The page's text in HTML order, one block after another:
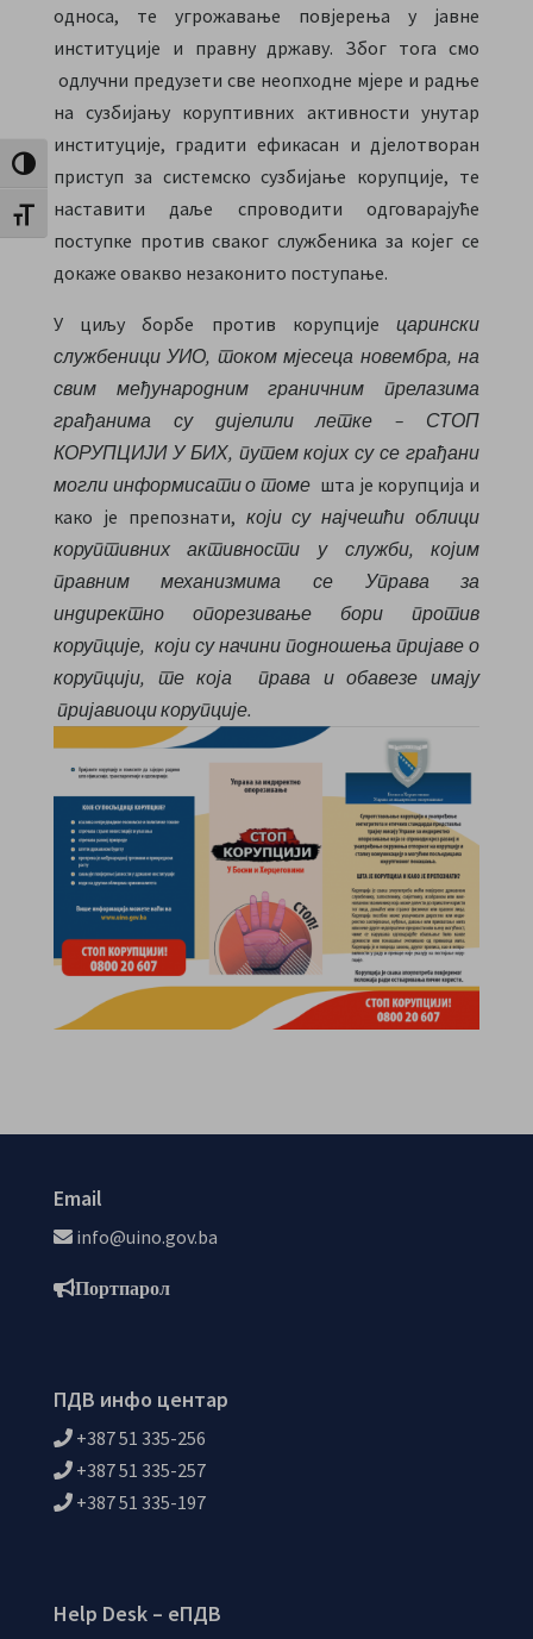
Toggle High Contrast
Toggle Font size
односа, те угрожавање повјерења у јавне
институције и правну државу. Због тога смо
одлучни предузети све неопходне мјере и радње
на сузбијању коруптивних активности унутар
институције, градити ефикасан и дјелотворан
приступ за системско сузбијање корупције, те
наставити даље спроводити одговарајуће
поступке против сваког службеника за којег се
докаже овакво незаконито поступање.
У циљу борбе против корупцијецарински
службеници УИО, током мјесеца новембра, на
свим међународним граничним прелазима
грађанима су дијелили летке – СТОП
КОРУПЦИЈИ У БИХ, путем којих су се грађани
могли информисати о томе шта је корупција и
како је препознати, који су најчешћи облици
коруптивних активности у служби, којим
правним механизмима се Управа за
индиректно опорезивање бори против
корупције, који су начини подношења пријаве о
корупцији, те која
права и обавезе имају
пријавиоци корупције.
Email
info@uino.gov.ba
Портпарол
ПДВ инфо центар
+387 51 335-256
+387 51 335-257
+387 51 335-197
Help Desk – еПДВ